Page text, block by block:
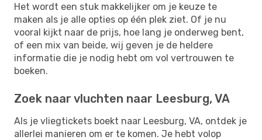
Het wordt een stuk makkelijker om je keuze te
maken als je alle opties op één plek ziet. Of je nu
vooral kijkt naar de prijs, hoe lang je onderweg bent,
of een mix van beide, wij geven je de heldere
informatie die je nodig hebt om vol vertrouwen te
boeken.
Zoek naar vluchten naar Leesburg, VA
Als je vliegtickets boekt naar Leesburg, VA, ontdek je
allerlei manieren om er te komen. Je hebt volop